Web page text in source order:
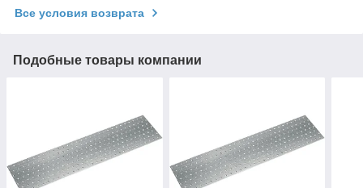
Все условия возврата
Подобные товары компании